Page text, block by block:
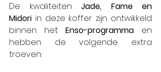
De kwaliteiten Jade, Fame en
Midori in deze koffer zijn ontwikkeld
binnen het Enso-programma en
hebben de volgende extra
troeven: